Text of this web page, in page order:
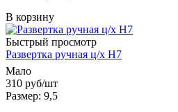
В корзину
Быстрый просмотр
Развертка ручная ц/х Н7
Мало
310 руб/шт
Размер: 9,5